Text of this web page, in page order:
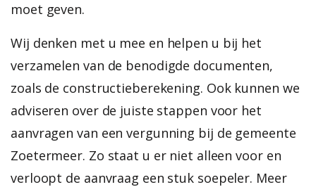
moet geven.
Wij denken met u mee en helpen u bij het
verzamelen van de benodigde documenten,
zoals de constructieberekening. Ook kunnen we
adviseren over de juiste stappen voor het
aanvragen van een vergunning bij de gemeente
Zoetermeer. Zo staat u er niet alleen voor en
verloopt de aanvraag een stuk soepeler. Meer